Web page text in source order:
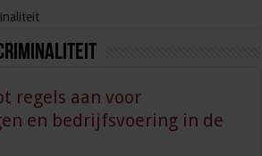
regels aan voor
en bedrijfsvoering in de